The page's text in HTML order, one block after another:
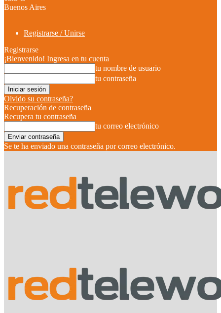
Buenos Aires
Registrarse / Unirse
Registrarse
¡Bienvenido! Ingresa en tu cuenta
tu nombre de usuario
tu contraseña
Olvido su contraseña?
Recuperación de contraseña
Recupera tu contraseña
tu correo electrónico
Se te ha enviado una contraseña por correo electrónico.